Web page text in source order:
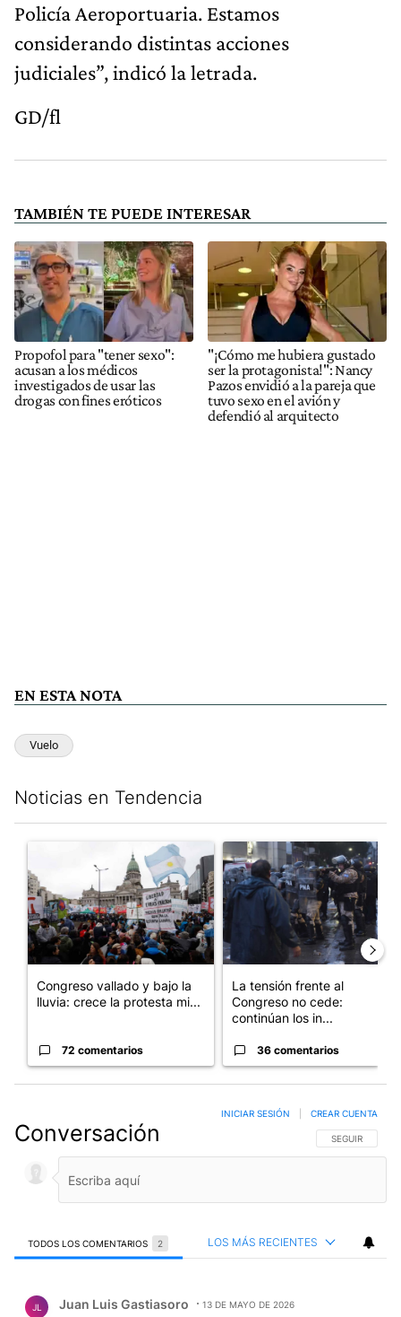
Policía Aeroportuaria. Estamos
considerando distintas acciones
judiciales”, indicó la letrada.
GD/fl
TAMBIÉN TE PUEDE INTERESAR
Propofol para "tener sexo":
acusan a los médicos
investigados de usar las
drogas con fines eróticos
"¡Cómo me hubiera gustado
ser la protagonista!": Nancy
Pazos envidió a la pareja que
tuvo sexo en el avión y
defendió al arquitecto
EN ESTA NOTA
Vuelo
Noticias en Tendencia
Un artículo de tendencia con el título "Congreso vallado y
Congreso vallado y bajo la
lluvia: crece la protesta mi...
72 comentarios
Un artículo de tendencia
La tensión frente al
Congreso no cede:
continúan los in...
36 comentarios
Conversación SIGA ESTA
SEGUIR
INICIAR SESIÓN CREAR CUENTA
TODOS LOS COMENTARIOS 2 LOS MÁS RECIENTES
JL Juan Luis Gastiasoro 13 DE MAYO DE 2026